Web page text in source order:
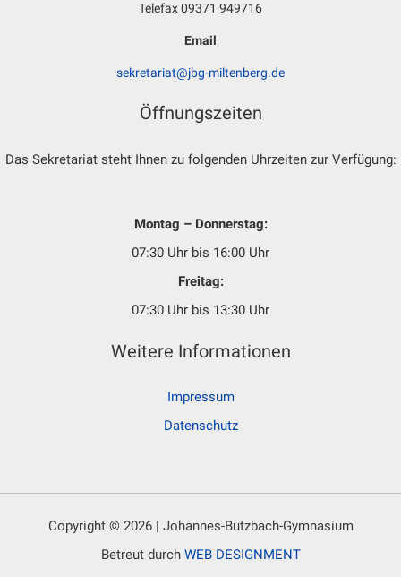
Telefax 09371 949716
Email
sekretariat@jbg-miltenberg.de
Öffnungszeiten
Das Sekretariat steht Ihnen zu folgenden Uhrzeiten zur Verfügung:
Montag – Donnerstag:
07:30 Uhr bis 16:00 Uhr
Freitag:
07:30 Uhr bis 13:30 Uhr
Weitere Informationen
Impressum
Datenschutz
Copyright © 2026 | Johannes-Butzbach-Gymnasium
Betreut durch WEB-DESIGNMENT